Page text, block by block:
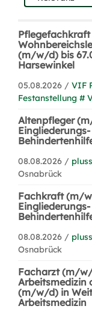
Pflegefachkraft
(m/w/d) bis
Harsewinkel
05.08.2026 / VIF
Festanstellung #
Altenpfleger
08.08.2026 /
Osnabrück
Fachkraft (m/
08.08.2026 /
Osnabrück
Facharzt (m/
Arbeitsmedizin
(m/w/d) in
Arbeitsmedizin